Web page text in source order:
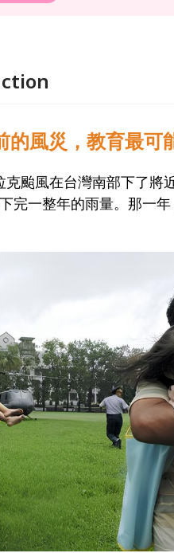
的風災，教育最可
克颱風在台灣南部下了將
完一整年的雨量。那一